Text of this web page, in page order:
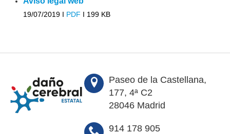
19/07/2019 I PDF I 199 KB
Paseo de la Castellana,
177, 4ª C2
28046 Madrid
914 178 905